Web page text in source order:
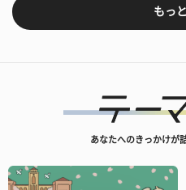
もっ
あなたへのきっかけが